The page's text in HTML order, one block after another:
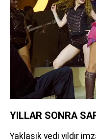
YILLAR SONRA
Yaklaşık yedi yıldır